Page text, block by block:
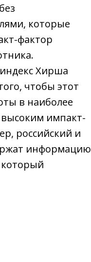
которые
фактор
Хирша
чтобы этот
в наиболее
импакт-
российский и
информацию